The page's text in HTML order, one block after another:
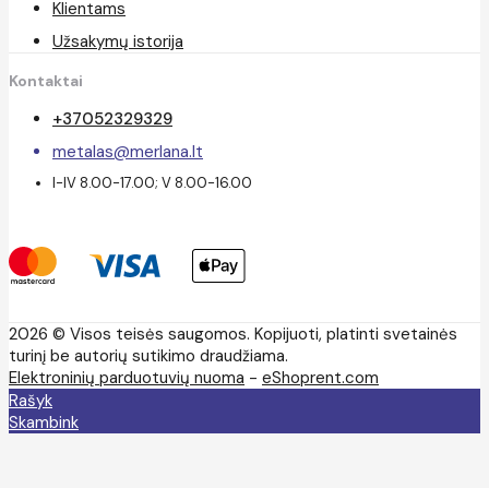
Klientams
Užsakymų istorija
Kontaktai
+37052329329
metalas@merlana.lt
I-IV 8.00-17.00; V 8.00-16.00
2026 © Visos teisės saugomos. Kopijuoti, platinti svetainės
turinį be autorių sutikimo draudžiama.
Elektroninių parduotuvių nuoma - eShoprent.com
Rašyk
Skambink